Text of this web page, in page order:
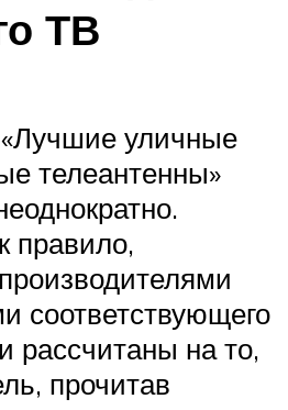
ТВ
уличные
телеантенны»
правило,
соответствующего
рассчитаны на то,
прочитав